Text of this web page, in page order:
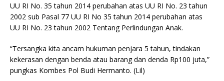
UU RI No. 35 tahun 2014 perubahan atas UU RI No. 23 tahun
2002 sub Pasal 77 UU RI No 35 tahun 2014 perubahan atas
UU RI No. 23 tahun 2002 Tentang Perlindungan Anak.
“Tersangka kita ancam hukuman penjara 5 tahun, tindakan
kekerasan dengan benda atau barang dan denda Rp100 juta,”
pungkas Kombes Pol Budi Hermanto. (Lil)